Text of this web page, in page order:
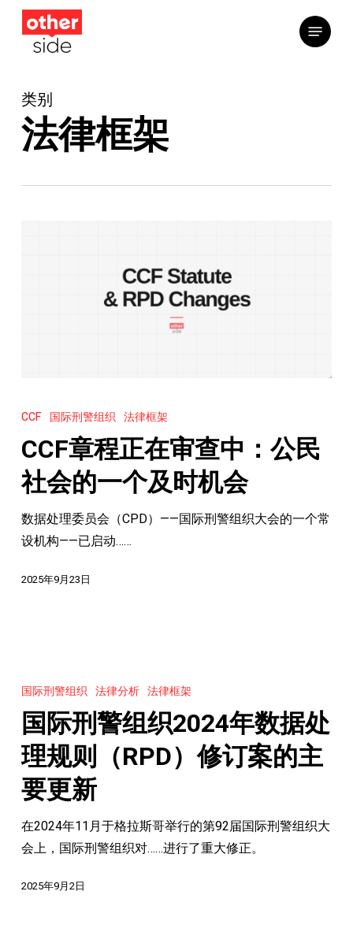
菜单
类别
法律框架
章
正
在
审
查
中：
民
个
及
时
机
会
CCF 国际刑警组织 法律框架
CCF章程正在审查中：公民
社会的一个及时机会
数据处理委员会（CPD）——国际刑警组织大会的一个常
设机构——已启动……
2025年9月23日
际
刑
警
组
织
2024
年
数
处
国际刑警组织 法律分析 法律框架
国际刑警组织2024年数据处
理规则（RPD）修订案的主
要更新
在2024年11月于格拉斯哥举行的第92届国际刑警组织大
会上，国际刑警组织对……进行了重大修正。
2025年9月2日